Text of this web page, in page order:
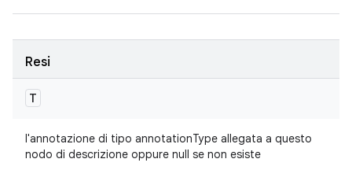
Resi
T
l'annotazione di tipo annotationType allegata a questo
nodo di descrizione oppure null se non esiste